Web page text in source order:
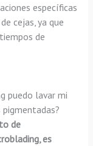
específicas
cejas, ya que
de
puedo lavar mi
de
es